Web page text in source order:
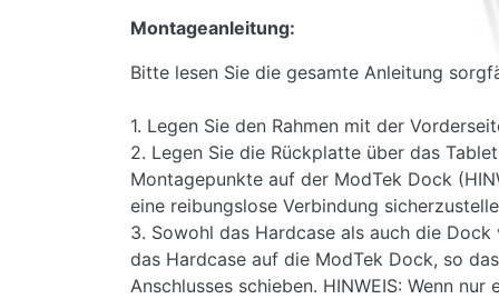
Montageanleitung:
Bitte lesen Sie die gesamte Anleitung
1. Legen Sie den Rahmen mit der
2. Legen Sie die Rückplatte über das
Montagepunkte auf der ModTek Dock
eine reibungslose Verbindung
3. Sowohl das Hardcase als auch die
das Hardcase auf die ModTek Dock, so
Anschlusses schieben. HINWEIS: Wenn